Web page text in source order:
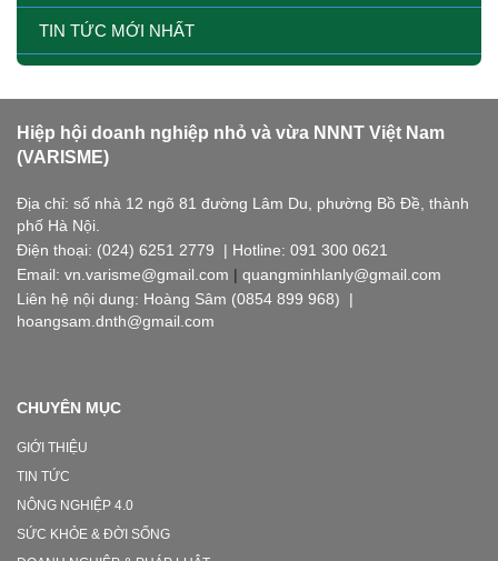
TIN TỨC MỚI NHẤT
Hiệp hội doanh nghiệp nhỏ và vừa NNNT Việt Nam
(VARISME)
Địa chỉ: số nhà 12 ngõ 81 đường Lâm Du, phường Bồ Đề, thành
phố Hà Nội.
Điện thoại: (024) 6251 2779 | Hotline: 091 300 0621
Email: vn.varisme@gmail.com | quangminhlanly@gmail.com
Liên hệ nội dung: Hoàng Sâm (0854 899 968) |
hoangsam.dnth@gmail.com
CHUYÊN MỤC
GIỚI THIỆU
TIN TỨC
NÔNG NGHIỆP 4.0
SỨC KHỎE & ĐỜI SỐNG